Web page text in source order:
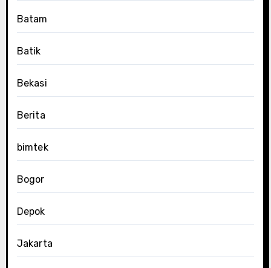
Batam
Batik
Bekasi
Berita
bimtek
Bogor
Depok
Jakarta